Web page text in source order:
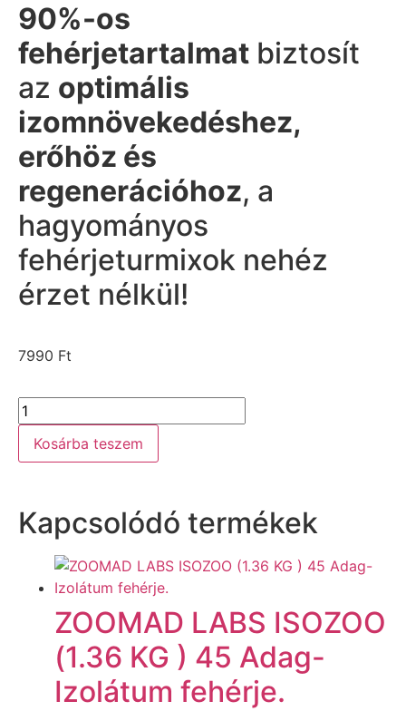
90%-os
fehérjetartalmat biztosít
az optimális
izomnövekedéshez,
erőhöz és
regenerációhoz, a
hagyományos
fehérjeturmixok nehéz
érzet nélkül!
7990 Ft
Kosárba teszem
Kapcsolódó termékek
ZOOMAD LABS ISOZOO
(1.36 KG ) 45 Adag-
Izolátum fehérje.